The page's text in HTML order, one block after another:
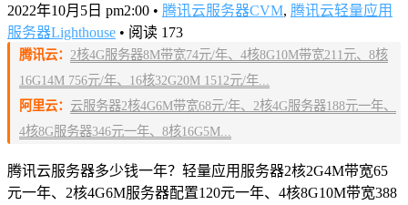
2022年10月5日 pm2:00 • 腾讯云服务器CVM, 腾讯云轻量应用
服务器Lighthouse • 阅读 173
腾讯云： 2核4G服务器8M带宽74元/年、4核8G10M带宽211元、8核
16G14M 756元/年、16核32G20M 1512元/年...
阿里云： 云服务器2核4G6M带宽68元/年、2核4G服务器188元一年、
4核8G服务器346元一年、8核16G5M...
腾讯云服务器多少钱一年？轻量应用服务器2核2G4M带宽65
元一年、2核4G6M服务器配置120元一年、4核8G10M带宽388